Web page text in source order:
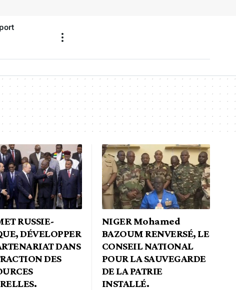
RUSSIE-
DÉVELOPPER
DANS
DES
NIGER Mohamed
BAZOUM RENVERSÉ, LE
CONSEIL NATIONAL
POUR LA SAUVEGARDE
DE LA PATRIE
INSTALLÉ.